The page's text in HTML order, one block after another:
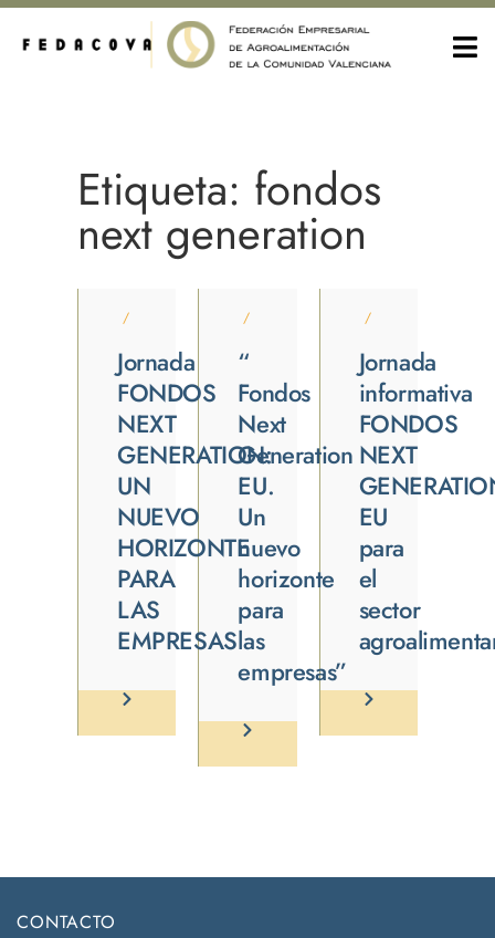
Etiqueta: fondos
next generation
/
Jornada
FONDOS
NEXT
GENERATION:
UN
NUEVO
HORIZONTE
PARA
LAS
EMPRESAS
/
“
Fondos
Next
Generation
EU.
Un
nuevo
horizonte
para
las
empresas”
/
Jornada
informativa
FONDOS
NEXT
EU
para
el
sector
CONTACTO